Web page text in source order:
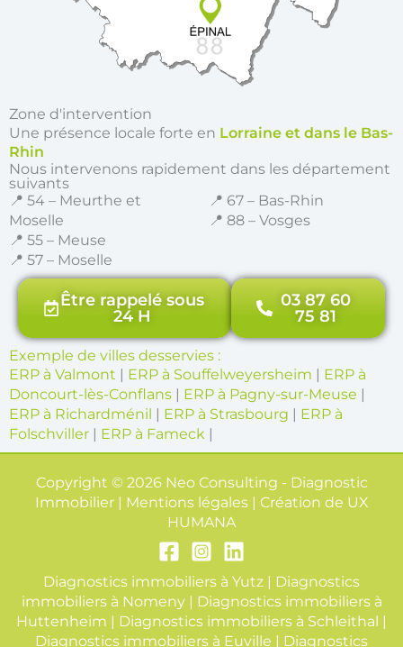
Zone d'intervention
Une présence locale forte en Lorraine et dans le Bas-
Rhin
Nous intervenons rapidement dans les département
suivants
📍 54 – Meurthe et
Moselle
📍 55 – Meuse
📍 57 – Moselle
📍 67 – Bas-Rhin
📍 88 – Vosges
Être rappelé sous
24 H
03 87 60
75 81
Exemple de villes desservies :
ERP à Valmont | ERP à Souffelweyersheim | ERP à
Doncourt-lès-Conflans | ERP à Pagny-sur-Meuse |
ERP à Richardménil | ERP à Strasbourg | ERP à
Folschviller | ERP à Fameck |
Copyright © 2026 Neo Consulting - Diagnostic
Immobilier | Mentions légales | Création de UX
HUMANA
Diagnostics immobiliers à Yutz | Diagnostics
immobiliers à Nomeny| Diagnostics immobiliers à
Huttenheim | Diagnostics immobiliers à Schleithal |
Diagnostics immobiliers à Euville | Diagnostics